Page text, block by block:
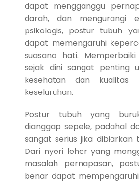
dapat mengganggu
darah, dan mengurangi
psikologis, postur tubuh
dapat memengaruhi
suasana hati.
sejak dini sangat penting
kesehatan dan kualitas
keseluruhan.
Postur tubuh yang
dianggap sepele, padahal
sangat serius jika dibiarkan
Dari nyeri leher yang
masalah pernapasan,
benar dapat